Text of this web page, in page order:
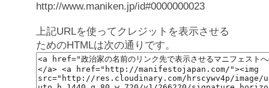
http://www.maniken.jp/id#0000000023
上記URLを使ってクレジットを表示させる
ためのHTMLは次の通りです。